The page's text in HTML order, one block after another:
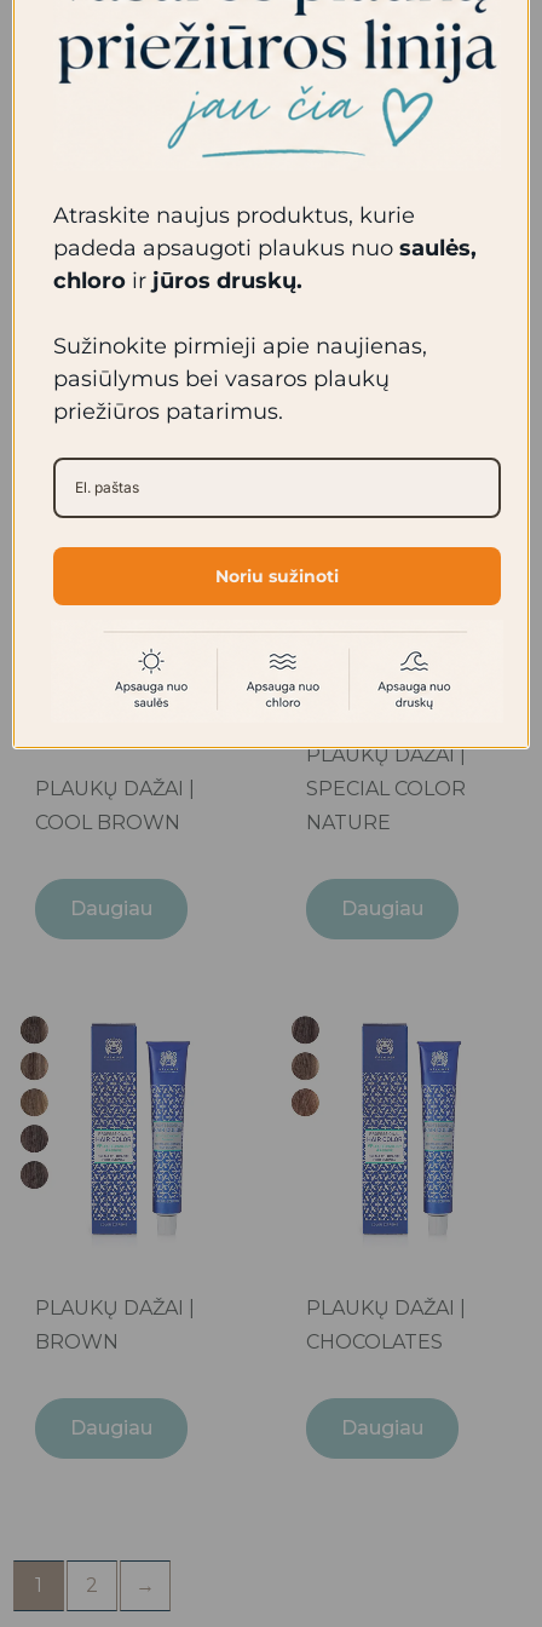
PLAUKŲ DAŽAI |
SUPER
LIGHTENING
Daugiau
PLAUKŲ DAŽAI |
Daugiau
PLAUKŲ DAŽAI |
COOL BROWN
Daugiau
PLAUKŲ DAŽAI |
SPECIAL COLOR
NATURE
Daugiau
PLAUKŲ DAŽAI |
BROWN
Daugiau
PLAUKŲ DAŽAI |
CHOCOLATES
Daugiau
1 2 →
Atraskite naujus produktus, kurie
padeda apsaugoti plaukus nuo saulės,
chloro ir jūros druskų.
Sužinokite pirmieji apie naujienas,
pasiūlymus bei vasaros plaukų
priežiūros patarimus.
Noriu sužinoti